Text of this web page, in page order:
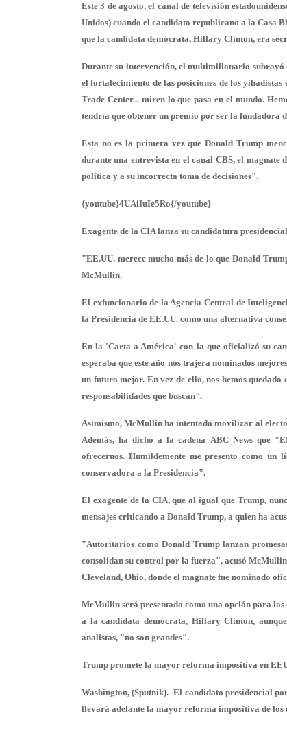
Este 3 de agosto, el canal de televisión
Unidos) cuando el candidato republicano a la Casa
que la candidata demócrata, Hillary Clinton, era
Durante su intervención, el multimillonario subrayó
el fortalecimiento de las posiciones de los
Trade Center... miren lo que pasa en el mundo.
tendría que obtener un premio por ser la fundadora
Esta no es la primera vez que Donald Trump
durante una entrevista en el canal CBS, el
política y a su incorrecta toma de decisiones".
{youtube}4UAiIuIe5Ro{/youtube}
Exagente de la CIA lanza su candidatura
"EE.UU. merece mucho más de lo que Donald
McMullin.
El exfuncionario de la Agencia Central de
la Presidencia de EE.UU. como una alternativa
En la 'Carta a América' con la que oficializó su
esperaba que este año nos trajera nominados
un futuro mejor. En vez de ello, nos hemos
responsabilidades que buscan".
Asimismo, McMullin ha intentado movilizar al
Además, ha dicho a la cadena ABC News que
ofrecernos. Humildemente me presento como un
conservadora a la Presidencia".
El exagente de la CIA, que al igual que Trump,
mensajes criticando a Donald Trump, a quien ha
"Autoritarios como Donald Trump lanzan
consolidan su control por la fuerza", acusó
Cleveland, Ohio, donde el magnate fue nominado
McMullin será presentado como una opción para
a la candidata demócrata, Hillary Clinton,
analistas, "no son grandes".
Trump promete la mayor reforma impositiva en
Washington, (Sputnik).- El candidato presidencial
llevará adelante la mayor reforma impositiva de los